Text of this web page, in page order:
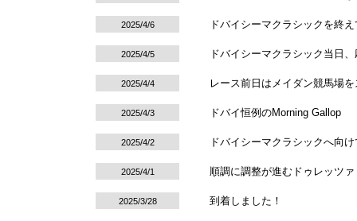
2025/4/6 ドバイシーマクラシックを終え
2025/4/5 ドバイシーマクラシック当日
2025/4/4 レース前日はメイダン競馬場
2025/4/3 ドバイ恒例のMorning Gallop
2025/4/2 ドバイシーマクラシックへ向
2025/4/1 順調に調整が進むドゥレッツァ
2025/3/28 到着しました！